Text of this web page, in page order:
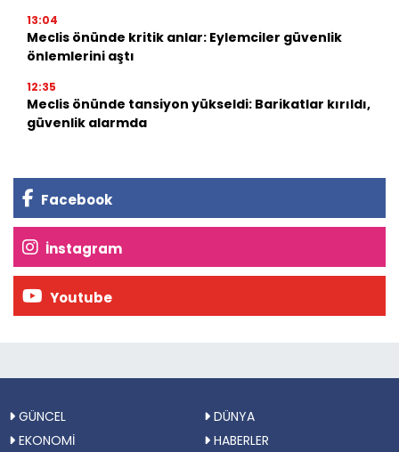
13:04
Meclis önünde kritik anlar: Eylemciler güvenlik
önlemlerini aştı
12:35
Meclis önünde tansiyon yükseldi: Barikatlar kırıldı,
güvenlik alarmda
Facebook
İnstagram
Youtube
GÜNCEL
DÜNYA
EKONOMİ
HABERLER